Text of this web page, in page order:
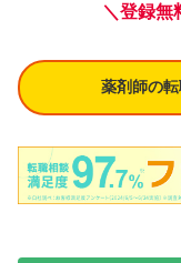
＼登録無
薬剤師の